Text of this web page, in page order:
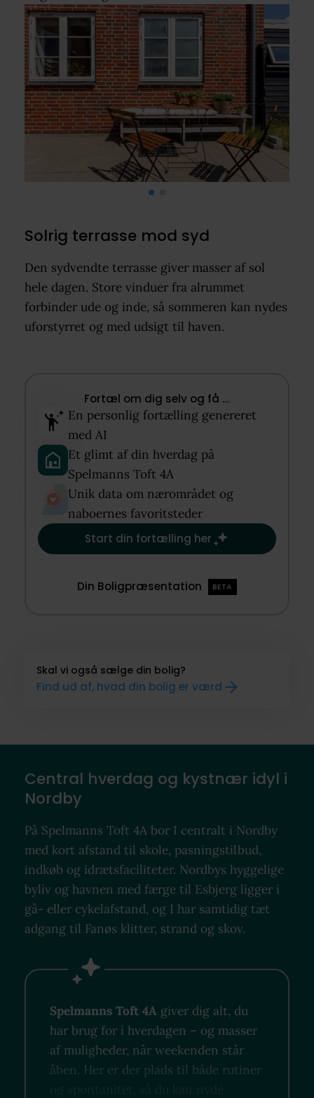
Solrig terrasse mod syd
Den sydvendte terrasse giver masser af sol
hele dagen. Store vinduer fra alrummet
forbinder ude og inde, så sommeren kan nydes
uforstyrret og med udsigt til haven.
Fortæl om dig selv og få …​
En personlig fortælling genereret
med AI​
Et glimt af din hverdag på
Spelmanns Toft 4A​
Unik data om nærområdet og
naboernes favoritsteder​
Start din fortælling her
Din Boligpræsentation BETA
Skal vi også sælge din bolig?
Find ud af, hvad din bolig er værd
Central hverdag og kystnær idyl i
Nordby
På Spelmanns Toft 4A bor I centralt i Nordby
med kort afstand til skole, pasningstilbud,
indkøb og idrætsfaciliteter. Nordbys hyggelige
byliv og havnen med færge til Esbjerg ligger i
gå- eller cykelafstand, og I har samtidig tæt
adgang til Fanøs klitter, strand og skov.
Spelmanns Toft 4A giver dig alt, du
har brug for i hverdagen – og masser
af muligheder, når weekenden står
åben. Her er der plads til både rutiner
og spontanitet, så du kan nyde